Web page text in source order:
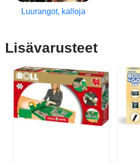
Luurangot, kalloja
Lisävarusteet